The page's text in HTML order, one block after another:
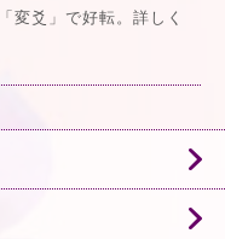
変爻」で好転。詳しく